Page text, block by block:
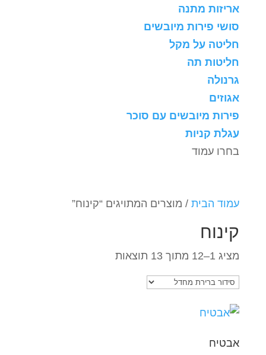
אריזות מתנה
סושי פירות מיובשים
חליטה על מקל
חליטות תה
גרנולה
אגוזים
פירות מיובשים עם סוכר
עגלת קניות
בחרו עמוד
עמוד הבית/ מוצרים המתויגים “קינוח”
קינוח
מציג 1–12 מתוך 13 תוצאות
אבטיח